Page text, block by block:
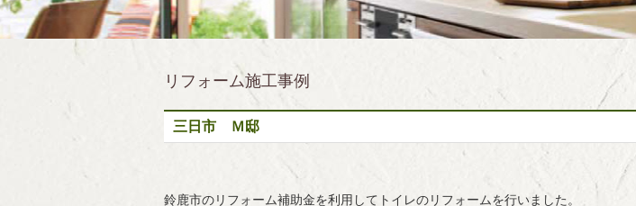
リフォーム施工事例
三日市 Ｍ邸
鈴鹿市のリフォーム補助金を利用してトイレのリフォームを行いました。